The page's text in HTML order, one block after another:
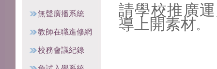
無聲廣播系統
教師在職進修網
校務會議紀錄
請學校推廣
導上開素材。